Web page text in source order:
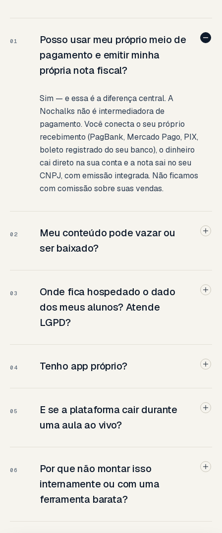
01
Posso usar meu próprio meio de
pagamento e emitir minha
própria nota fiscal?
Sim — e essa é a diferença central. A
Nochalks não é intermediadora de
pagamento. Você conecta o seu próprio
recebimento (PagBank, Mercado Pago, PIX,
boleto registrado do seu banco), o dinheiro
cai direto na sua conta e a nota sai no seu
CNPJ, com emissão integrada. Não ficamos
com comissão sobre suas vendas.
02
Meu conteúdo pode vazar ou
ser baixado?
03
Onde fica hospedado o dado
dos meus alunos? Atende
LGPD?
04 Tenho app próprio?
05
E se a plataforma cair durante
uma aula ao vivo?
06
Por que não montar isso
internamente ou com uma
ferramenta barata?